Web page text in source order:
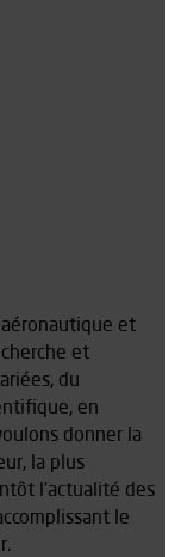
et
et
du
en
donner la
la plus
l’actualité des
le